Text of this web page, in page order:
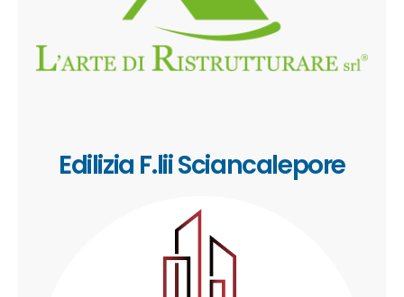
Edilizia F.lii Sciancalepore